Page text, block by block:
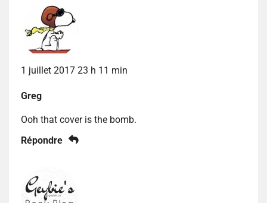
1 juillet 2017 23 h 11 min
Greg
Ooh that cover is the bomb.
Répondre